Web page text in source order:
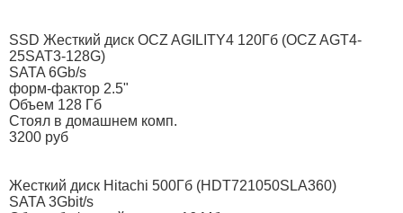
SSD Жесткий диск OCZ AGILITY4 120Гб (OCZ AGT4-
25SAT3-128G)
SATA 6Gb/s
форм-фактор 2.5"
Объем 128 Гб
Стоял в домашнем комп.
3200 руб
Жесткий диск Hitachi 500Гб (HDT721050SLA360)
SATA 3Gbit/s